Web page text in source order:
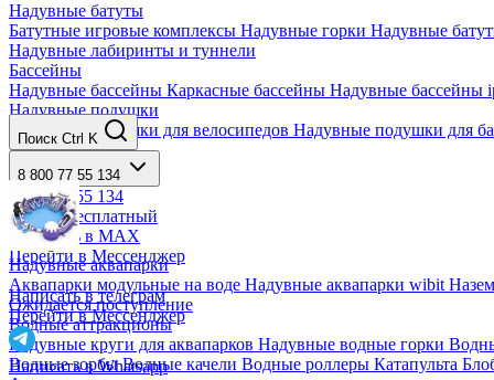
Надувные батуты
Батутные игровые комплексы Надувные горки Надувные
Надувные лабиринты и туннели
Бассейны
Надувные бассейны Каркасные бассейны Надувные бассейны
Надувные подушки
Надувные подушки для велосипедов Надувные подушки для
Надувные тенты
Надувные тенты
Надувные аквапарки
Аквапарки модульные на воде Надувные аквапарки wibit
Ожидается поступление
Водные аттракционы
Надувные круги для аквапарков Надувные водные горки
Водные зорбыВодные качели Водные роллеры Катапульта
Поиск Ctrl K
8 800 77 55 134
8 800 77 55 134
Звонок бесплатный
Написать в MAX
Перейти в Мессенджер
Написать в телеграм
Перейти в Мессенджер
Написать в Whatsapp